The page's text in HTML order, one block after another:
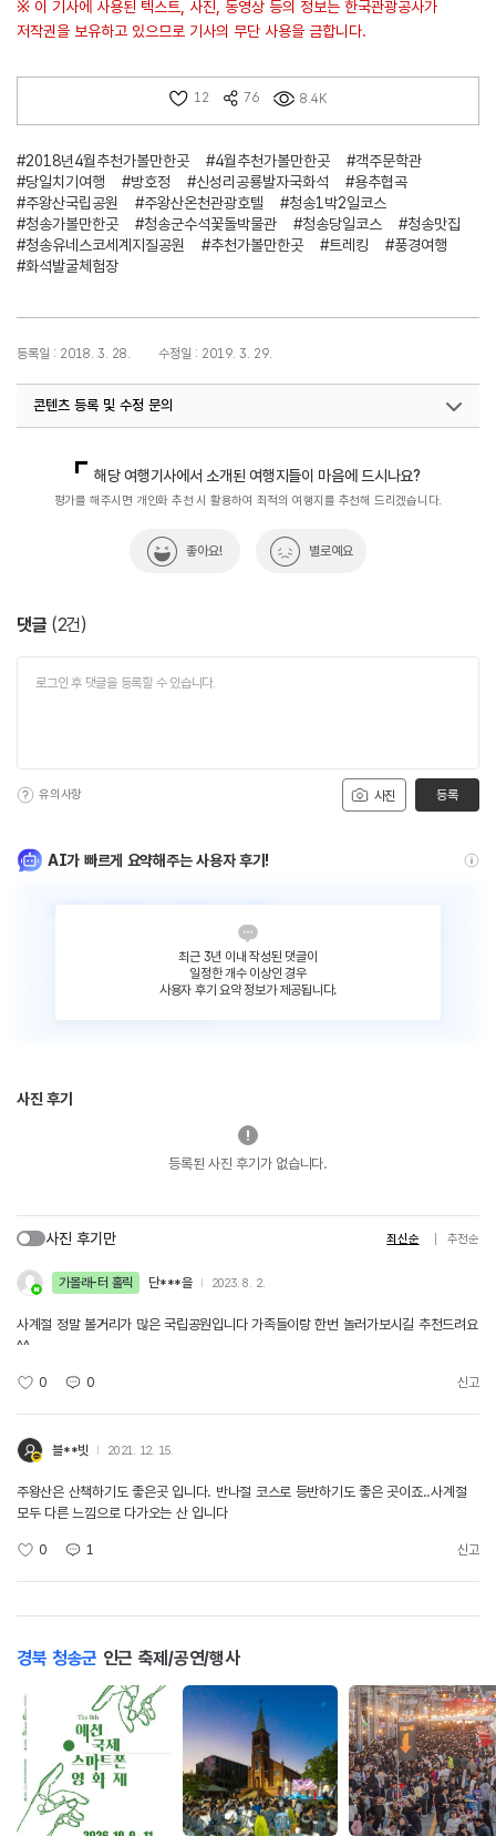
※ 이 기사에 사용된 텍스트, 사진, 동영상 등의 정보는 한국관광공사가
저작권을 보유하고 있으므로 기사의 무단 사용을 금합니다.
12 76 8.4K
#2018년4월추천가볼만한곳 #4월추천가볼만한곳
#객주문학관
#당일치기여행
#방호정 #신성리공룡발자국화석
#용추협곡
#주왕산국립공원
#주왕산온천관광호텔
#청송1박2일코스
#청송가볼만한곳
#청송군수석꽃돌박물관 #청송당일코스
#청송맛집
#청송유네스코세계지질공원
#추천가볼만한곳 #트레킹
#풍경여행
#화석발굴체험장
등록일 : 2018. 3. 28. 수정일 : 2019. 3. 29.
콘텐츠 등록 및 수정 문의
해당 여행기사에서 소개된 여행지들이 마음에 드시나요?
평가를 해주시면 개인화 추천 시 활용하여 최적의 여행지를 추천해 드리겠습니다.
좋아요! 별로예요
댓글 (2건)
사진
유의사항 등록
AI가 빠르게 요약해주는 사용자 후기!
최근 3년 이내 작성된 댓글이
일정한 개수 이상인 경우
사용자 후기 요약 정보가 제공됩니다.
사진 후기
등록된 사진 후기가 없습니다.
사진 후기만 최신순 추천순
가볼래-터 홀릭 단***을 2023. 8. 2.
사계절 정말 볼거리가 많은 국립공원입니다 가족들이랑 한번 놀러가보시길 추천드려요
^^
0 0 신고
블**빗 2021. 12. 15.
주왕산은 산책하기도 좋은곳 입니다. 반나절 코스로 등반하기도 좋은 곳이죠..사계절
모두 다른 느낌으로 다가오는 산 입니다
0 1 신고
경북 청송군 인근 축제/공연/행사